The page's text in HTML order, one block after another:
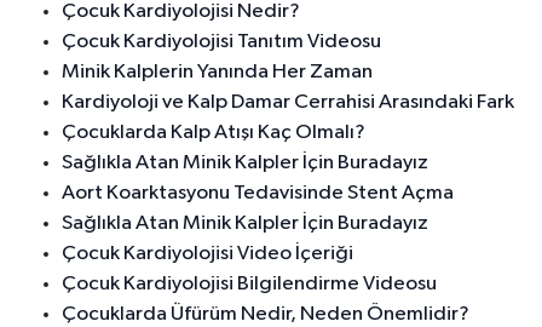
Çocuk Kardiyolojisi Nedir?
Çocuk Kardiyolojisi Tanıtım Videosu
Minik Kalplerin Yanında Her Zaman
Kardiyoloji ve Kalp Damar Cerrahisi Arasındaki Fark
Çocuklarda Kalp Atışı Kaç Olmalı?
Sağlıkla Atan Minik Kalpler İçin Buradayız
Aort Koarktasyonu Tedavisinde Stent Açma
Sağlıkla Atan Minik Kalpler İçin Buradayız
Çocuk Kardiyolojisi Video İçeriği
Çocuk Kardiyolojisi Bilgilendirme Videosu
Çocuklarda Üfürüm Nedir, Neden Önemlidir?